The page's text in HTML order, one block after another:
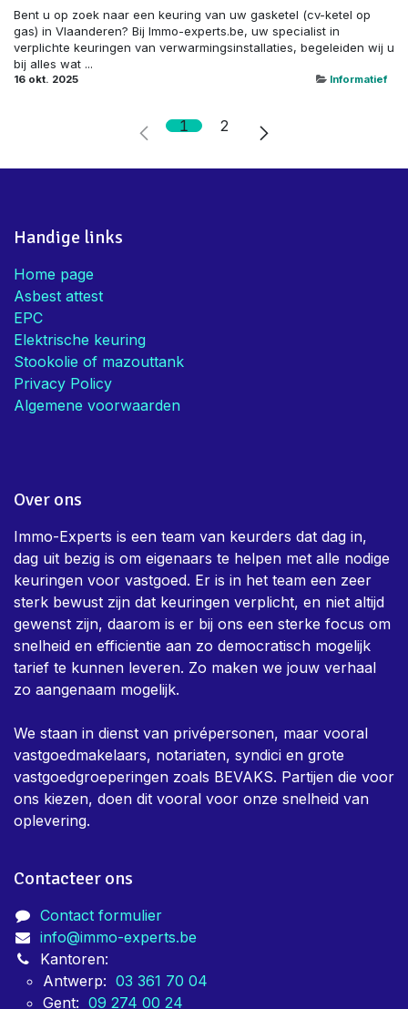
Bent u op zoek naar een keuring van uw gasketel (cv-ketel op
gas) in Vlaanderen? Bij Immo-experts.be, uw specialist in
verplichte keuringen van verwarmingsinstallaties, begeleiden wij u
bij alles wat ...
16 okt. 2025 Informatief
1 2
Handige links
Home page
Asbest attest
EPC
Elektrische keuring
Stookolie of mazouttank
Privacy Policy
Algemene voorwaarden
Over ons
Immo-Experts is een team van keurders dat dag in,
dag uit bezig is om eigenaars te helpen met alle nodige
keuringen voor vastgoed. Er is in het team een zeer
sterk bewust zijn dat keuringen verplicht, en niet altijd
gewenst zijn, daarom is er bij ons een sterke focus om
snelheid en efficientie aan zo democratisch mogelijk
tarief te kunnen leveren. Zo maken we jouw verhaal
zo aangenaam mogelijk.
We staan in dienst van privépersonen, maar vooral
vastgoedmakelaars, notariaten, syndici en grote
vastgoedgroeperingen zoals BEVAKS. Partijen die voor
ons kiezen, doen dit vooral voor onze snelheid van
oplevering.
Contacteer ons
Contact formulier
info@immo-experts.be
Kantoren:
Antwerp: 03 361 70 04
Gent: 09 274 00 24